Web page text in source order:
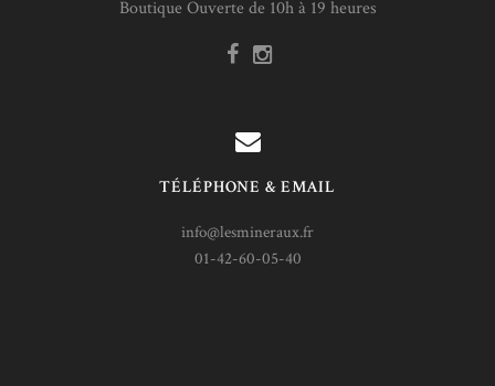
Boutique Ouverte de 10h à 19 heures
TÉLÉPHONE & EMAIL
info@lesmineraux.fr
01-42-60-05-40